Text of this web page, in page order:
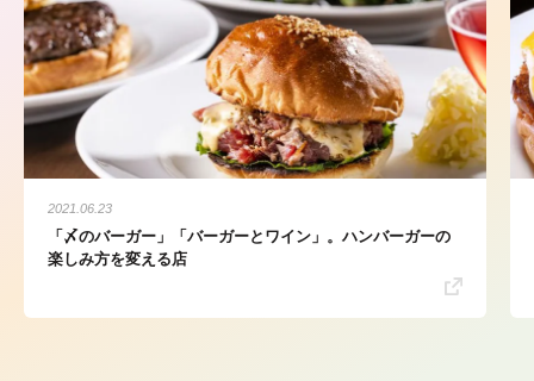
2021.06.23
「〆のバーガー」「バーガーとワイン」。ハンバーガーの
楽しみ方を変える店